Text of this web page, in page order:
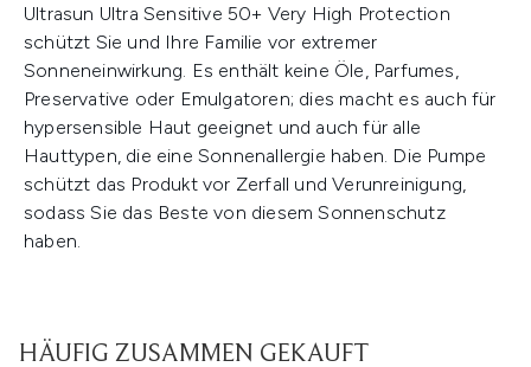
Ultrasun Ultra Sensitive 50+ Very High Protection
schützt Sie und Ihre Familie vor extremer
Sonneneinwirkung. Es enthält keine Öle, Parfumes,
Preservative oder Emulgatoren; dies macht es auch für
hypersensible Haut geeignet und auch für alle
Hauttypen, die eine Sonnenallergie haben. Die Pumpe
schützt das Produkt vor Zerfall und Verunreinigung,
sodass Sie das Beste von diesem Sonnenschutz
haben.
HÄUFIG ZUSAMMEN GEKAUFT